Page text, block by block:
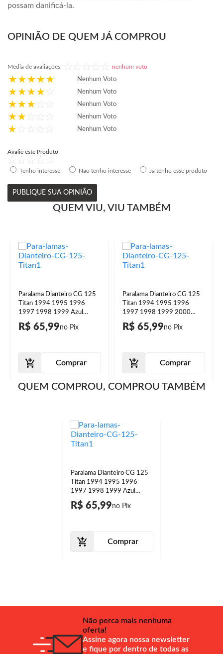
possam danificá-la.
OPINIÃO DE QUEM JÁ COMPROU
Média de avaliações: nenhum voto
Nenhum Voto
Nenhum Voto
Nenhum Voto
Nenhum Voto
Nenhum Voto
Avalie este Produto
Tenho interesse Não tenho interesse Já tenho esse produto
PUBLIQUE SUA OPINIÃO
QUEM VIU, VIU TAMBÉM
Paralama Dianteiro CG 125
Titan 1994 1995 1996
1997 1998 1999 Azul
Metálico
R$ 65,99
Comprar
Paralama Dianteiro CG 125
Titan 1994 1995 1996
1997 1998 1999 2000
Roxo
R$ 65,99
Comprar
QUEM COMPROU, COMPROU TAMBÉM
Paralama Dianteiro CG 125
Titan 1994 1995 1996
1997 1998 1999 Azul
Metálico
R$ 65,99
Comprar
Não perca mais nenhuma
oferta!
Assine agora nossa newsletter
e fique por dentro de todas as